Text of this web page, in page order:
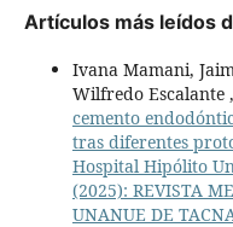
Artículos más leídos
Ivana Mamani,
Wilfredo Escalante ,
cemento
tras diferentes
Hospital Hipólito
(2025): REVISTA
UNANUE DE